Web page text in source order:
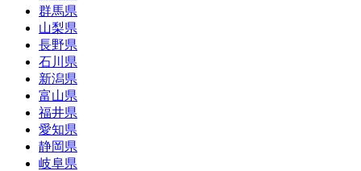
群馬県
山梨県
長野県
石川県
新潟県
富山県
福井県
愛知県
静岡県
岐阜県